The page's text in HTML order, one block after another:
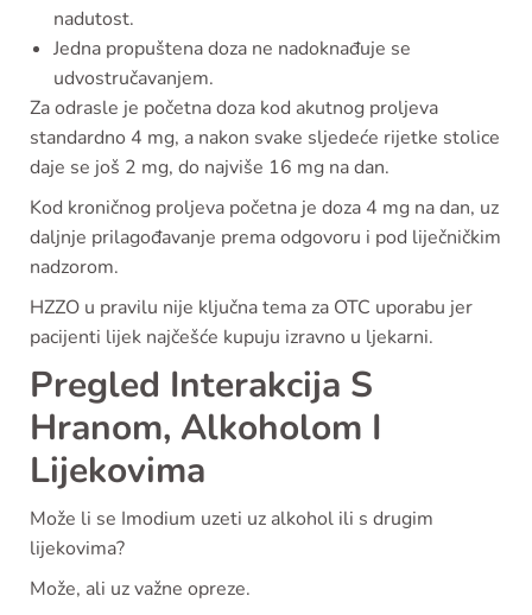
nadutost.
Jedna propuštena doza ne nadoknađuje se
udvostručavanjem.
Za odrasle je početna doza kod akutnog proljeva
standardno 4 mg, a nakon svake sljedeće rijetke stolice
daje se još 2 mg, do najviše 16 mg na dan.
Kod kroničnog proljeva početna je doza 4 mg na dan, uz
daljnje prilagođavanje prema odgovoru i pod liječničkim
nadzorom.
HZZO u pravilu nije ključna tema za OTC uporabu jer
pacijenti lijek najčešće kupuju izravno u ljekarni.
Pregled Interakcija S
Hranom, Alkoholom I
Lijekovima
Može li se Imodium uzeti uz alkohol ili s drugim
lijekovima?
Može, ali uz važne opreze.